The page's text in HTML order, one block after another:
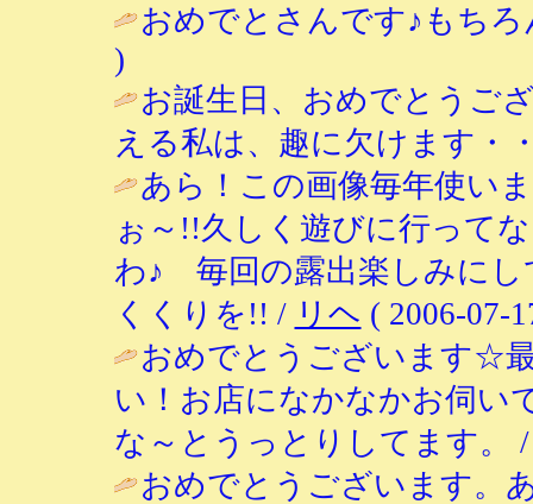
おめでとさんです♪もち
)
お誕生日、おめでとうご
える私は、趣に欠けます・
あら！この画像毎年使い
ぉ～!!久しく遊びに行って
わ♪ 毎回の露出楽しみに
くくりを!! / リヘ ( 2006-07-
おめでとうございます☆
い！お店になかなかお伺い
な～とうっとりしてます。
おめでとうございます。